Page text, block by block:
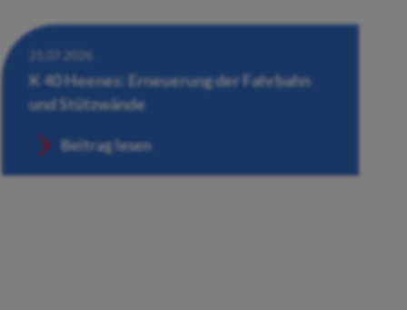
21.07.2026
K 40 Heenes: Erneuerung der Fahrbahn
und Stützwände
Beitrag lesen